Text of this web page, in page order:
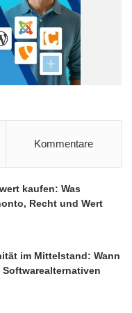
Chemie Gruppe
Offenbach am Main
Kommentare
kaufen: Was
Recht und Wert
im Mittelstand: Wann